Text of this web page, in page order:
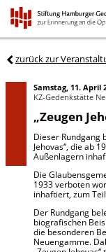
zurück zur
Samstag, 11. April
KZ-Gedenkstätte
„Zeugen
Dieser Rundgang
Jehovas“, die ab
Außenlagern
Die
1933 verboten
inhaftiert, zum
Der Rundgang
biografischen
die besonderen
Neuengamme.